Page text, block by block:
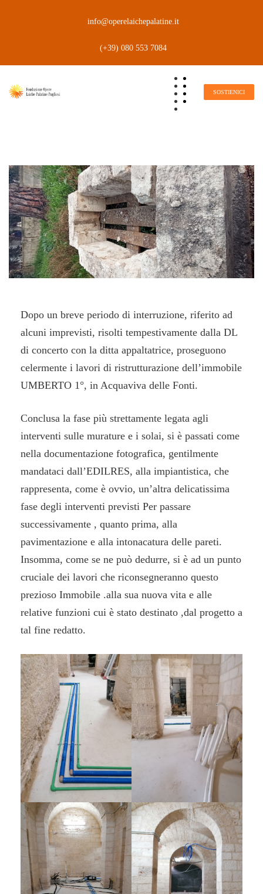
info@operelaichepalatine.it
(+39) 080 553 7084
SOSTIENICI
Dopo un breve periodo di interruzione, riferito ad
alcuni imprevisti, risolti tempestivamente dalla DL
di concerto con la ditta appaltatrice, proseguono
celermente i lavori di ristrutturazione dell’immobile
UMBERTO 1°, in Acquaviva delle Fonti.
Conclusa la fase più strettamente legata agli
interventi sulle murature e i solai, si è passati come
nella documentazione fotografica, gentilmente
mandataci dall’EDILRES, alla impiantistica, che
rappresenta, come è ovvio, un’altra delicatissima
fase degli interventi previsti Per passare
successivamente , quanto prima, alla
pavimentazione e alla intonacatura delle pareti.
Insomma, come se ne può dedurre, si è ad un punto
cruciale dei lavori che riconsegneranno questo
prezioso Immobile .alla sua nuova vita e alle
relative funzioni cui è stato destinato ,dal progetto a
tal fine redatto.